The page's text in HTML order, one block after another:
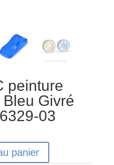
peinture
Givré
03
panier